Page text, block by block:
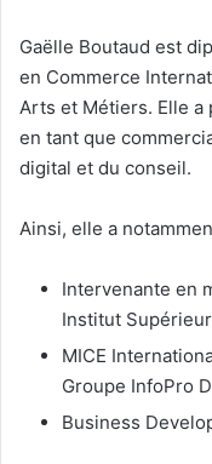
Gaëlle Boutaud est
en Commerce
Arts et Métiers. Elle a
en tant que
digital et du conseil.
Ainsi, elle a
Intervenante en
Institut
MICE
Groupe InfoPro
Business